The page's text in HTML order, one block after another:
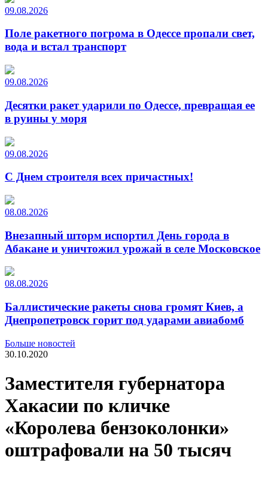
09.08.2026
Поле ракетного погрома в Одессе пропали свет,
вода и встал транспорт
09.08.2026
Десятки ракет ударили по Одессе, превращая ее
в руины у моря
09.08.2026
С Днем строителя всех причастных!
08.08.2026
Внезапный шторм испортил День города в
Абакане и уничтожил урожай в селе Московское
08.08.2026
Баллистические ракеты снова громят Киев, а
Днепропетровск горит под ударами авиабомб
Больше новостей
30.10.2020
Заместителя губернатора
Хакасии по кличке
«Королева бензоколонки»
оштрафовали на 50 тысяч